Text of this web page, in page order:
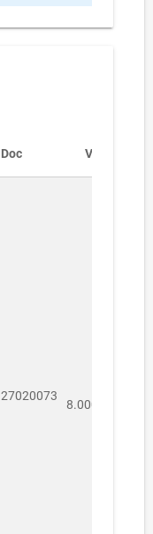
Doc Valor
27020073
8.000,00